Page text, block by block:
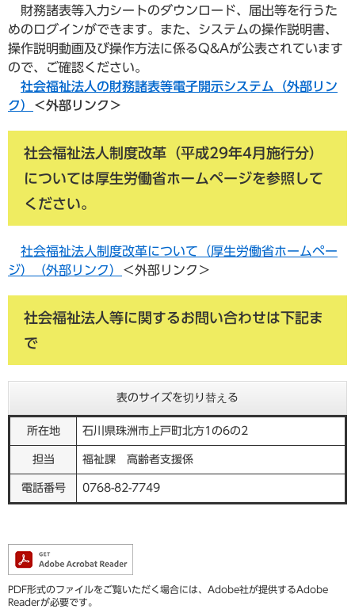
財務諸表等入力シートのダウンロード、届出等を行うた
めのログインができます。また、システムの操作説明書、
操作説明動画及び操作方法に係るQ&Aが公表されています
ので、ご確認ください。
社会福祉法人の財務諸表等電子開示システム（外部リン
ク）
＜外部リンク＞
社会福祉法人制度改革（平成29年4月施行分）
については厚生労働省ホームページを参照して
ください。
社会福祉法人制度改革について（厚生労働省ホームペー
ジ）（外部リンク）
＜外部リンク＞
社会福祉法人等に関するお問い合わせは下記ま
で
表のサイズを切り替える
所在地 石川県珠洲市上戸町北方1の6の2
担当 福祉課 高齢者支援係
電話番号 0768-82-7749
PDF形式のファイルをご覧いただく場合には、Adobe社が提供するAdobe
Readerが必要です。